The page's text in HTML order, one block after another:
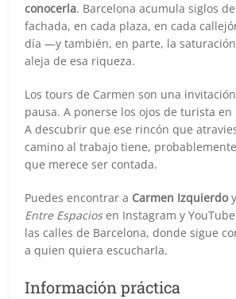
conocerla. Barcelona acumula siglos
fachada, en cada plaza, en cada
día —y también, en parte, la
aleja de esa riqueza.
Los tours de Carmen son una
pausa. A ponerse los ojos de turista
A descubrir que ese rincón que
camino al trabajo tiene,
que merece ser contada.
Puedes encontrar a Carmen Izquierdo
Entre Espaciosen Instagram y
las calles de Barcelona, donde sigue
a quien quiera escucharla.
Información práctica